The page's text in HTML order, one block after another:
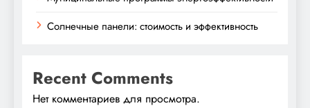
Солнечные панели: стоимость и эффективность
Recent Comments
Нет комментариев для просмотра.